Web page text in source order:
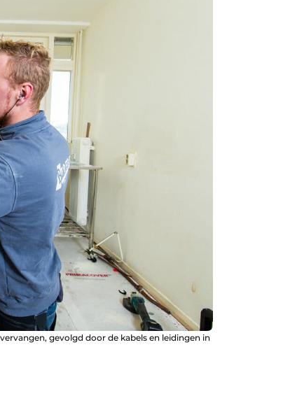
gevolgd door de kabels en leidingen in